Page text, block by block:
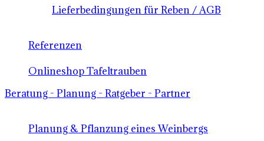
Lieferbedingungen für Reben / AGB
Referenzen
Onlineshop Tafeltrauben
Beratung - Planung - Ratgeber - Partner
Planung & Pflanzung eines Weinbergs